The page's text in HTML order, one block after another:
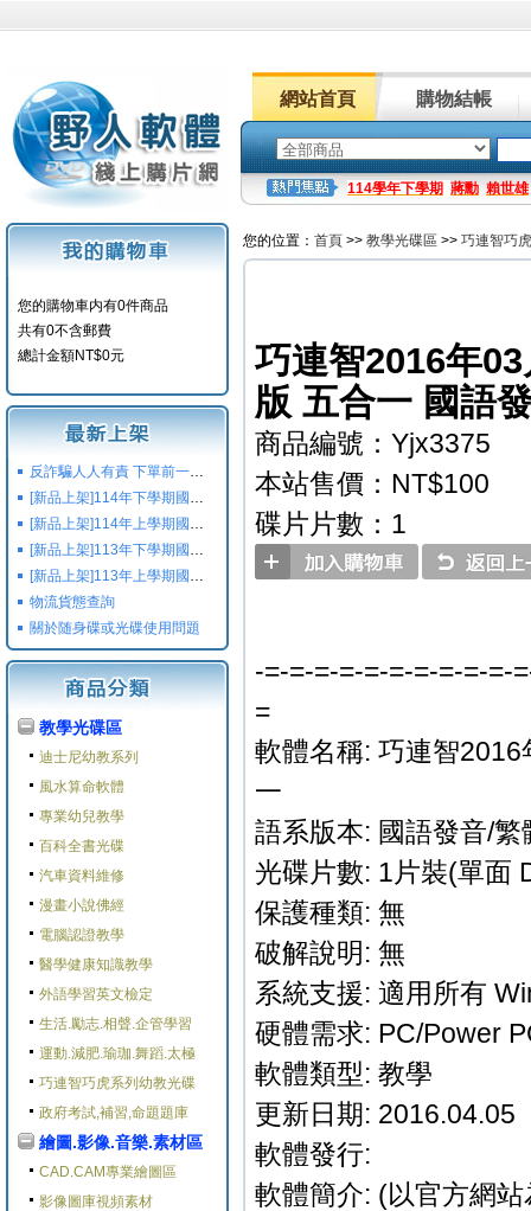
網站首頁 購物結帳
114學年下學期 蔣勳 賴世雄
您的購物車内有0件商品
共有0不含郵費
總計金額NT$0元
反詐騙人人有責 下單前一定要注意
[新品上架]114年下學期國小國中高中命題光碟,校用卷,習作
[新品上架]114年上學期國小國中高中命題光碟,校用卷,習作
[新品上架]113年下學期國小國中高中命題光碟,校用卷,習作
[新品上架]113年上學期國小國中高中命題光碟,校用卷,習作
物流貨態查詢
關於随身碟或光碟使用問題
教學光碟區
迪士尼幼教系列
風水算命軟體
專業幼兒教學
百科全書光碟
汽車資料維修
漫畫小說佛經
電腦認證教學
醫學健康知識教學
外語學習英文檢定
生活.勵志.相聲.企管學習
運動.減肥.瑜珈.舞蹈.太極
巧連智巧虎系列幼教光碟
政府考試,補習,命題題庫
繪圖.影像.音樂.素材區
CAD.CAM專業繪圖區
影像圖庫視頻素材
您的位置： 首頁 >> 教學光碟區 >> 巧連智巧
巧連智2016年
版 五合一 國語
商品編號：Yjx3375
本站售價：NT$100
碟片片數：1
-=-=-=-=-=-=-=-=-=-=-
=
軟體名稱: 巧連智
一
語系版本: 國語發音/
光碟片數: 1片裝(單面
保護種類: 無
破解說明: 無
系統支援: 適用所有
硬體需求: PC/Power
軟體類型: 教學
更新日期: 2016.04.05
軟體發行:
軟體簡介: (以官方網站